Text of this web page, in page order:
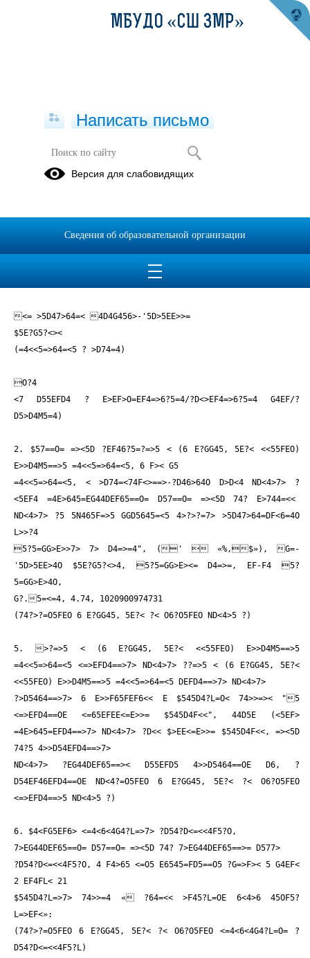
Выписка из реестра лицензий
Опубликовано на сайте
<= >5D47>64=< 4D4G456>-'5D>5EE>>=
$5E?G5?<><
(=4<<5=>64=<5 ? >D74=4)
O?4
<7 D55EFD4 ? E>EF>O=EF4=>6?5=4/?D<>EF4=>6?5=4 G4EF/?
D5>D4M5=4)
2. $57==O= =><5D ? EF46?5=?=>5 < (6 E?GG45, 5E?< <<55FEO)
E>>D4M5==>5 =4<<5=>64=<5, 6 F>< G5
=4<<5=>64=<5, < >D74=<74F<>==>-?D46>64O D>D<4 ND<4>7> ?
<5EF4 =4E>645=EG44DEF65==O= D57==O= =><5D 74? E>744=<<
ND<4>7> ?5 5N465F=>5 GGD5645=<5 4>?>?=7> >5D47>64=DF<6=4O
L>>?4
5?5=GG>E>>7>7> D4=>=4", ('  «%,$»), G=-
'5D>5EE>4O $5E?G5?<>4, 5?5=GG>E><= D4=>=, EF-F4 5?
5=GG>E>4O,
G?.5=<=4, 4.74, 1020900974731
(74?>?=O5FEO 6 E?GG45, 5E?< ?< O6?O5FEO ND<4>5 ? )
5. >?=>5 < (6 E?GG45, 5E?< <<55FEO) E>>D4M5==>5
=4<<5=>64=<5 <=>EFD4==>7> ND<4>7> ??=>5 < (6 E?GG45, 5E?<
<<55FEO) E>>D4M5==>5 =4<<5=>64=<5 DEFD4==>7> ND<4>7>
?>D5464==>7> 6 E>>F65FEF6<< E $545D4?L=O< 74>>=>< "5
<=>EFD4==OE <=65EFEE<=E>>= $545D4F<<", 44D5E (<5EF>
=4E>645=EFD4==>7> ND<4>7> ? D<< $>EE<=E>>= $545D4F<<, =><5D
74?5 4>>D54EFD4==>7>
ND<4>7> ? EG44DEF65==>< D55EFD5 4>>D5464==OE D6, ?
D54EF46EFD4==OE ND<4?=O5FEO 6 E?GG45, 5E?< ?< O6?O5FEO
<=>EFD4==>5 ND<4>5 ? )
6. $4<FG5EF6> <=4<6<4G4?L=>7> ?D54?D<=<<4F5?O,
7>EG44DEF65==O= D57==O= =><5D 74? 7>EG44DEF65==>= D577>
?D54?D<=<<4F5?O, 4 F4>65 <=O5 E6545=FD5==O5 ?G=>F>< 5 G4EF<
2 EF4FL< 21
$545D4?L=>7> 74>>=4 « ?64=<< >F45?L=OE 6<4>6 45OF5?
L=>EF<»:
(74?>?=O5FEO 6 E?GG45, 5E?< ?< O6?O5FEO <=4<6<4G4?L=O= ?
D54?D<=<<4F5?L)
МБУДО «СШ ЗМР»
Написать письмо
Версия для слабовидящих
Сведения об образовательной организации